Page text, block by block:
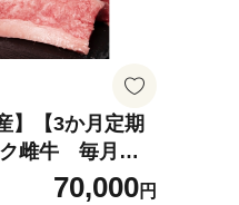
】【3か月定期
雌牛 毎月違
わいセット
70,000円